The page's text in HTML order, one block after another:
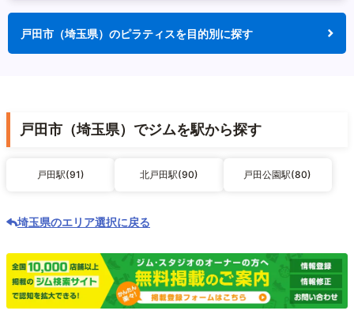
戸田市（埼玉県）のピラティスを目的別に探す
戸田市（埼玉県）でジムを駅から探す
戸田駅(91) 北戸田駅(90) 戸田公園駅(80)
埼玉県のエリア選択に戻る